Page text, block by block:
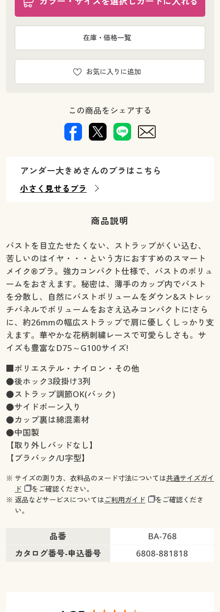
お気に入りに追加
在庫・価格一覧
この商品をシェアする
アンダー大きめさんのブラはこちら
小さく見せるブラ
商品説明
バストを目立たせたくない、ストラップがくい込む、
苦しいのはイヤ・・・という方におすすめのスマート
メイク®ブラ。強力コンパクト仕様で、バストのボリュ
ームをおさえます。秘密は、薄手のカップ内でバスト
を分散し、自然にバストボリュームをダウン&ストレッ
チパネルでボリュームをおさえ込みコンパクトに!さら
に、約26mmの幅広ストラップで肩に優しくしっかり支
えます。華やかな花柄刺繍レースで可愛らしさも。サ
イズも豊富なD75～G100サイズ!
■ポリエステル・ナイロン・その他
●後ホック3段掛け3列
●ストラップ調節OK(バック)
●サイドボーン入り
●カップ裏は綿混素材
●中国製
【取り外しパッドなし】
【ブラバック/U字型】
※ サイズの測り方、衣料品のヌード寸法については共通サイズガイ
ド
をご確認ください。
※ 返品などサービスについてはご利用ガイド
をご確認くださ
い。
品番
BA-768
カタログ番号-申込番号
6808-881818